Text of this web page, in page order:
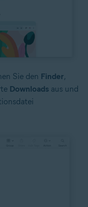
Sie den Finder,
Downloads aus und